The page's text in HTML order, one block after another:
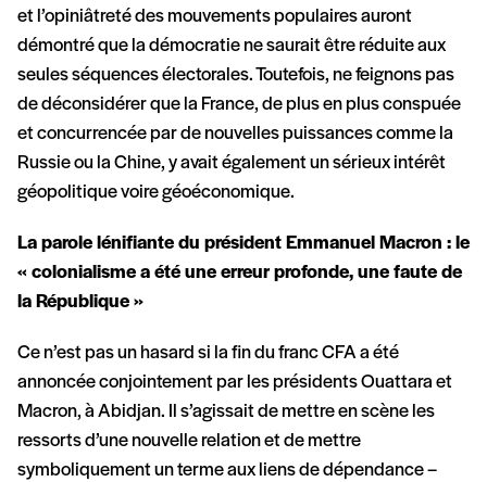
et l’opiniâtreté des mouvements populaires auront
démontré que la démocratie ne saurait être réduite aux
seules séquences électorales. Toutefois, ne feignons pas
de déconsidérer que la France, de plus en plus conspuée
et concurrencée par de nouvelles puissances comme la
Russie ou la Chine, y avait également un sérieux intérêt
géopolitique voire géoéconomique.
La parole lénifiante du président Emmanuel Macron : le
« colonialisme a été une erreur profonde, une faute de
la République »
Ce n’est pas un hasard si la fin du franc CFA a été
annoncée conjointement par les présidents Ouattara et
Macron, à Abidjan. Il s’agissait de mettre en scène les
ressorts d’une nouvelle relation et de mettre
symboliquement un terme aux liens de dépendance –